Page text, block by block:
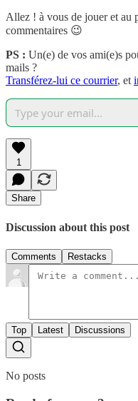
Allez ! à vous de jouer et au
commentaires 😉
PS : Un(e) de vos ami(e)s
mails ?
Transférez-lui ce courrier, et
1
Share
Discussion about this post
Comments Restacks
Top Latest Discussions
No posts